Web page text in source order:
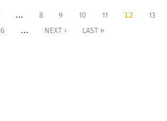
… 8 9 10 11 12 13
… NEXT › LAST »